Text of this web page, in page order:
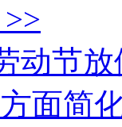
动节
面简